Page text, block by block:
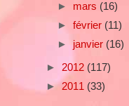
► mars (16)
► février (11)
► janvier (16)
► 2012 (117)
►2011 (33)